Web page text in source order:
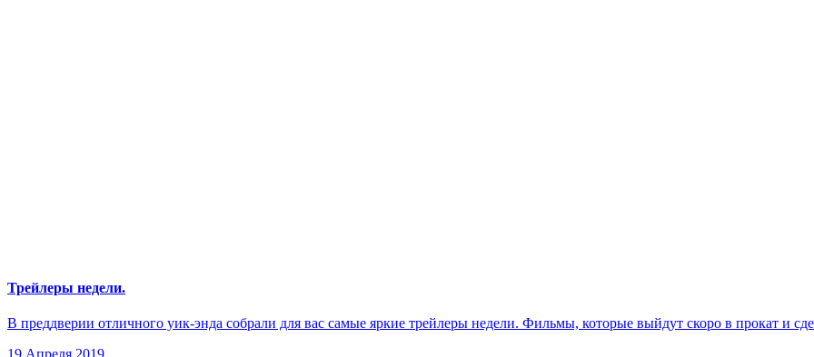
Трейлеры недели.
В преддверии отличного уик-энда собрали для вас самые яркие трейлеры недели. Фильмы, которые выйдут скоро в прокат и